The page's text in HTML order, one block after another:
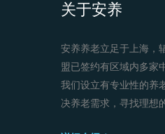
关于安养
安养养老立足于上海，
盟已签约有区域内多家
我们设立有专业性的养
决养老需求，寻找理想